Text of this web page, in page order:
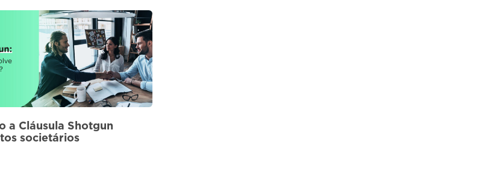
a Cláusula Shotgun
societários